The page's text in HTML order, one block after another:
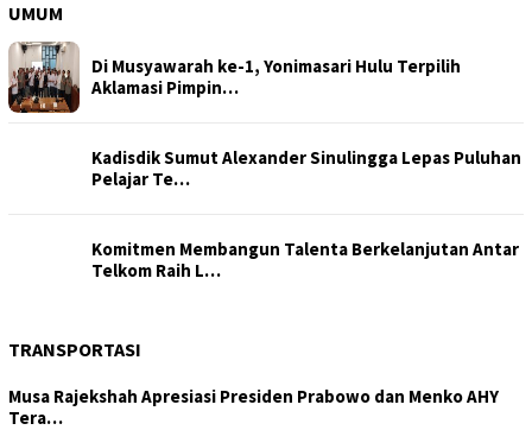
UMUM
Di Musyawarah ke-1, Yonimasari Hulu Terpilih
Aklamasi Pimpin…
Kadisdik Sumut Alexander Sinulingga Lepas Puluhan
Pelajar Te…
Komitmen Membangun Talenta Berkelanjutan Antar
Telkom Raih L…
TRANSPORTASI
Musa Rajekshah Apresiasi Presiden Prabowo dan Menko AHY
Tera…